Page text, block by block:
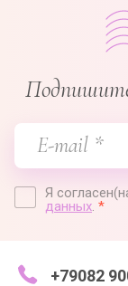
Я
данных. *
+79082